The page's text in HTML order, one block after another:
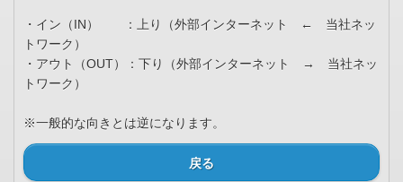
・イン（IN） ：上り（外部インターネット ← 当社ネッ
トワーク）
・アウト（OUT）：下り（外部インターネット → 当社ネッ
トワーク）
※一般的な向きとは逆になります。
戻る